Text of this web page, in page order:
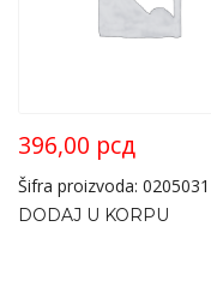
396,00 рсд
Šifra proizvoda: 0205031
DODAJ U KORPU